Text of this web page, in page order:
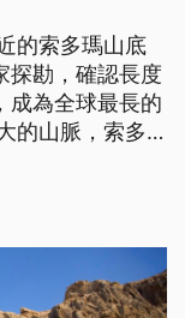
探勘，確認長度
成為全球最長的
的山脈，索多
鹽花結晶，頂
這個鹽穴在上